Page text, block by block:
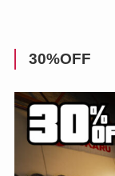
30%OFF